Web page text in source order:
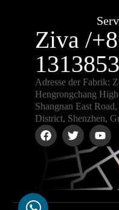
Ziva /
Adresse der Fabrik:
Hengrongchang
Shangnan East
District, Shenzhen,